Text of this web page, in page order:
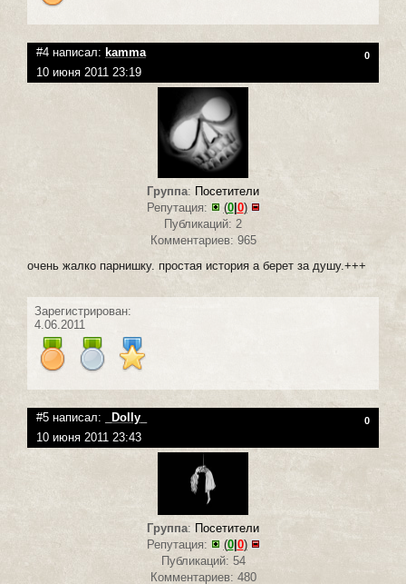
#4 написал: kamma 0
10 июня 2011 23:19
Группа: Посетители
Репутация:
(0| 0)
Публикаций: 2
Комментариев: 965
очень жалко парнишку. простая история а берет за душу.+++
Зарегистрирован:
4.06.2011
#5 написал: _Dolly_ 0
10 июня 2011 23:43
Группа: Посетители
Репутация:
(0| 0)
Публикаций: 54
Комментариев: 480